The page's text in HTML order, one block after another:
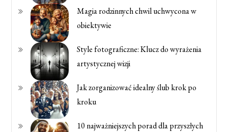
Magia rodzinnych chwil uchwycona w
obiektywie
Style fotograficzne: Klucz do wyrażenia
artystycznej wizji
Jak zorganizować idealny ślub krok po
kroku
10 najważniejszych porad dla przyszłych